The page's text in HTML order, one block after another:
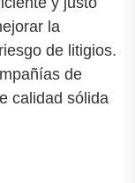
la
de litigios.
de
calidad sólida